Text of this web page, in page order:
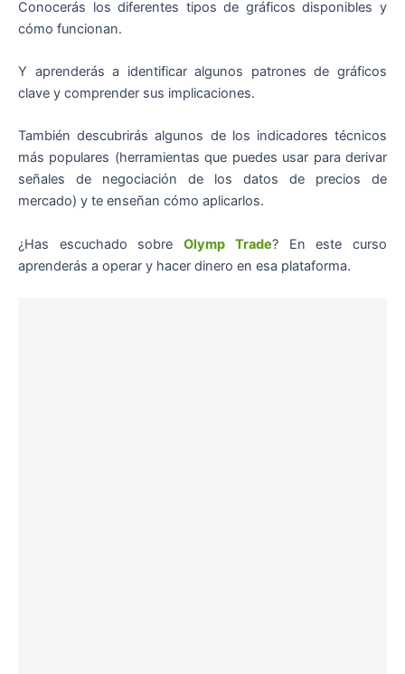
Conocerás los diferentes tipos de gráficos disponibles y
cómo funcionan.
Y aprenderás a identificar algunos patrones de gráficos
clave y comprender sus implicaciones.
También descubrirás algunos de los indicadores técnicos
más populares (herramientas que puedes usar para derivar
señales de negociación de los datos de precios de
mercado) y te enseñan cómo aplicarlos.
¿Has escuchado sobreOlymp Trade? En este curso
aprenderás a operar y hacer dinero en esa plataforma.